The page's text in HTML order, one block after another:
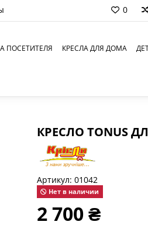
0
ПОСЕТИТЕЛЯ КРЕСЛА ДЛЯ ДОМА
КРЕСЛО TONUS
Артикул: 01042
Нет в наличии
2 700 ₴